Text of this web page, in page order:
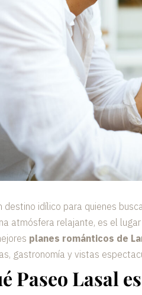
destino idílico para quienes
atmósfera relajante, es el
planes románticos de
gastronomía y vistas
Paseo Lasal